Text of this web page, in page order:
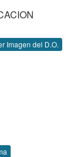
Imagen del D.O.